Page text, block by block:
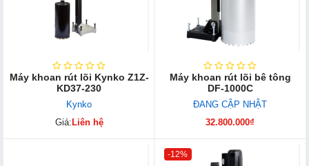
Máy khoan rút lõi Kynko Z1Z-
KD37-230
Kynko
Giá: Liên hệ
Máy khoan rút lõi bê tông
DF-1000C
ĐANG CẬP NHẬT
32.800.000₫
-12%